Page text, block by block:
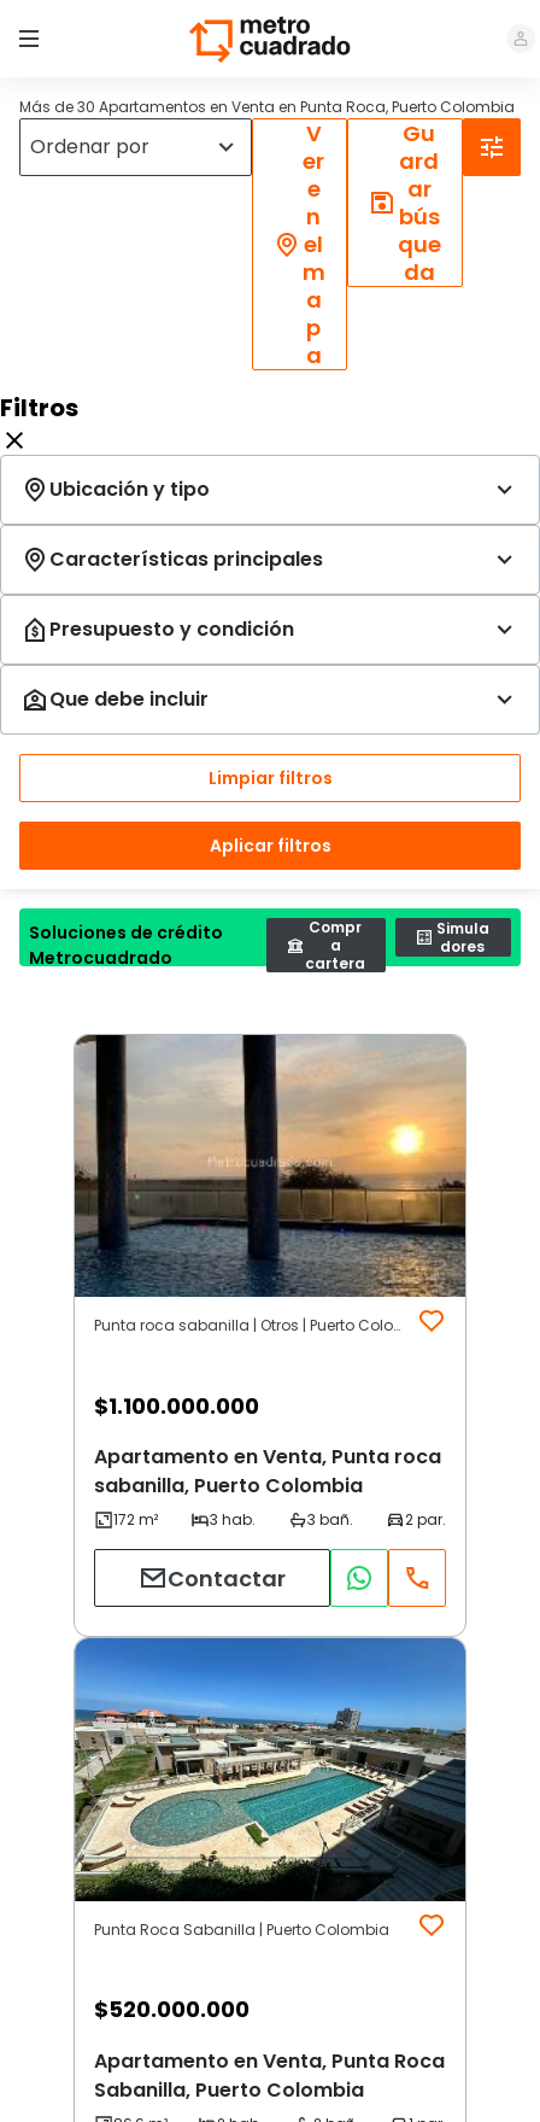
Más de 30 Apartamentos en Venta en Punta Roca, Puerto Colombia
V
er
e
n
el
m
a
p
a
Gu
ard
ar
bús
que
da
Filtros
Limpiar filtros
Aplicar filtros
Soluciones de crédito
Metrocuadrado
Compr
a
cartera
Simula
dores
Punta roca sabanilla | Otros | Puerto Colombia
$1.100.000.000
Apartamento en Venta, Punta roca
sabanilla, Puerto Colombia
Contactar
Punta Roca Sabanilla | Puerto Colombia
$520.000.000
Apartamento en Venta, Punta Roca
Sabanilla, Puerto Colombia